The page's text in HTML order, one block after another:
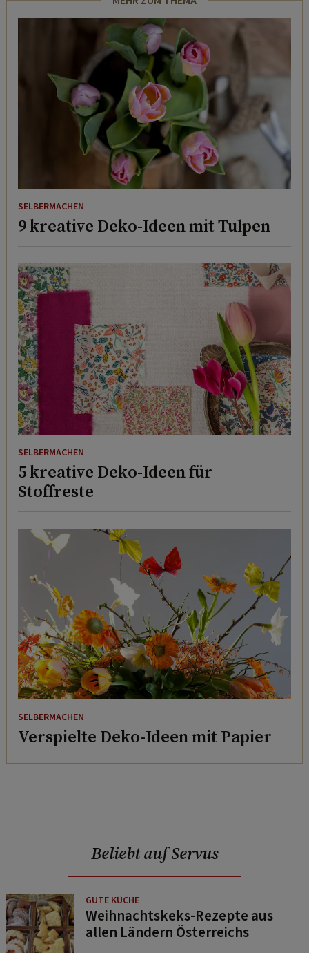
SELBERMACHEN
9 kreative Deko-Ideen mit Tulpen
SELBERMACHEN
5 kreative Deko-Ideen für
Stoffreste
SELBERMACHEN
Verspielte Deko-Ideen mit Papier
Beliebt auf Servus
GUTE KÜCHE
Weihnachtskeks-Rezepte aus
allen Ländern Österreichs